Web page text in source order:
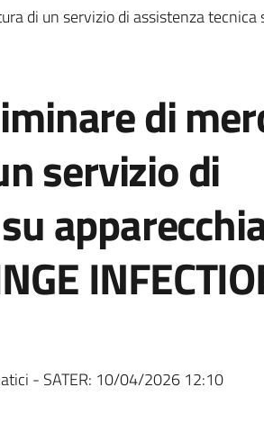
di un servizio di assistenza tecnica
di
servizio di
- SATER: 10/04/2026 12:10